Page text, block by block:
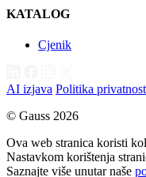
KATALOG
Cjenik
AI izjava Politika
© Gauss 2026
Ova web stranica koristi
Nastavkom korištenja
Saznajte više unutar naše